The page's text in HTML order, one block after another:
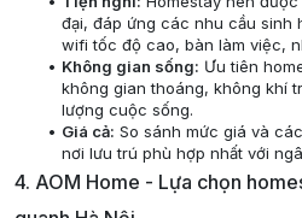
đại, đáp ứng các nhu cầu sinh
wifi tốc độ cao, bàn làm việc,
Không gian sống: Ưu tiên
không gian thoáng, không khí
lượng cuộc sống.
Giá cả: So sánh mức giá và
nơi lưu trú phù hợp nhất với
4. AOM Home - Lựa chọn